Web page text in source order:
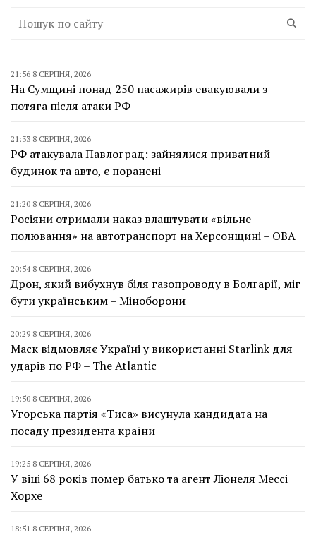
21:56 8 СЕРПНЯ, 2026
На Сумщині понад 250 пасажирів евакуювали з
потяга після атаки РФ
21:33 8 СЕРПНЯ, 2026
РФ атакувала Павлоград: зайнялися приватний
будинок та авто, є поранені
21:20 8 СЕРПНЯ, 2026
Росіяни отримали наказ влаштувати «вільне
полювання» на автотранспорт на Херсонщині – ОВА
20:54 8 СЕРПНЯ, 2026
Дрон, який вибухнув біля газопроводу в Болгарії, міг
бути українським – Міноборони
20:29 8 СЕРПНЯ, 2026
Маск відмовляє Україні у використанні Starlink для
ударів по РФ – The Atlantic
19:50 8 СЕРПНЯ, 2026
Угорська партія «Тиса» висунула кандидата на
посаду президента країни
19:25 8 СЕРПНЯ, 2026
У віці 68 років помер батько та агент Ліонеля Мессі
Хорхе
18:51 8 СЕРПНЯ, 2026